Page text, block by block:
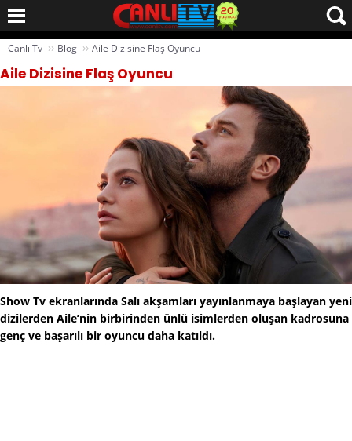
Canlı Tv ›› Blog ›› Aile Dizisine Flaş Oyuncu
Aile Dizisine Flaş Oyuncu
Show Tv ekranlarında Salı akşamları yayınlanmaya başlayan yeni
dizilerden Aile’nin birbirinden ünlü isimlerden oluşan kadrosuna
genç ve başarılı bir oyuncu daha katıldı.